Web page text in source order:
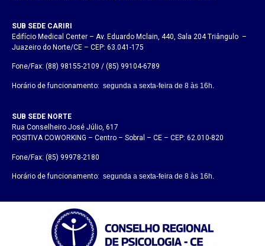
SUB SEDE CARIRI
Edifício Medical Center – Av. Eduardo Mclain, 440, Sala 204 Triângulo –
Juazeiro do Norte/CE – CEP: 63.041-175
Fone/Fax: (88) 98155-2109 / (85) 99104-6789
Horário de funcionamento: segunda a sexta-feira de 8 às 16h.
SUB SEDE NORTE
Rua Conselheiro José Júlio, 617
POSITIVA COWORKING – Centro – Sobral – CE – CEP: 62.010-820
Fone/Fax: (85) 99978-2180
Horário de funcionamento: segunda a sexta-feira de 8 às 16h.